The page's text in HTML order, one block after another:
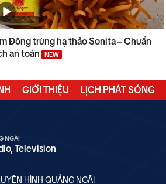
Đông trùng hạ thảo Sonita – Chuẩn
an toàn
NEW
GIỚI THIỆU LỊCH PHÁT SÓNG
NGÃI
Television
HÌNH QUẢNG NGÃI